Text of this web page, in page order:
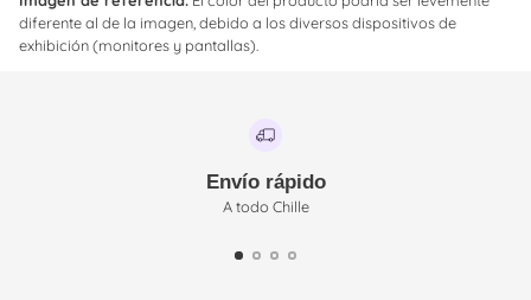
diferente al de la imagen, debido a los diversos dispositivos de
exhibición (monitores y pantallas).
Envío rápido
A todo Chille